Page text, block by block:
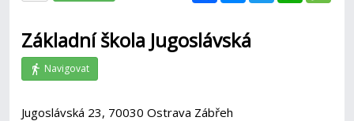
Základní škola Jugoslávská
Navigovat
Jugoslávská 23, 70030 Ostrava Zábřeh